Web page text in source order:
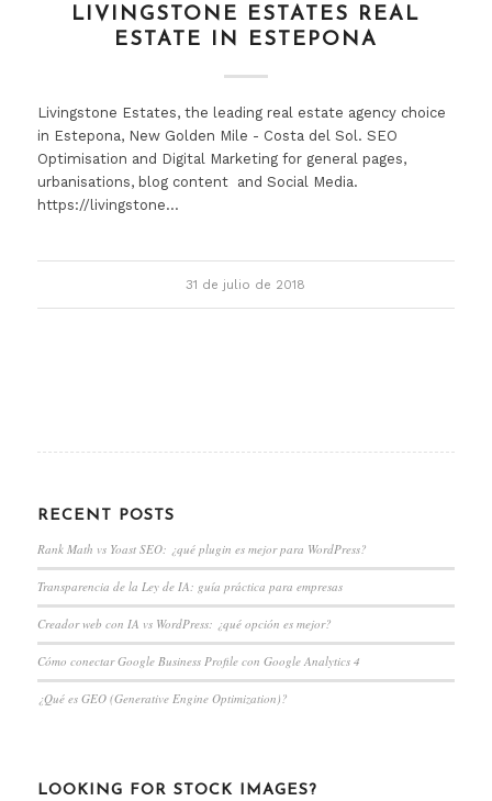
LIVINGSTONE ESTATES REAL
ESTATE IN ESTEPONA
Livingstone Estates, the leading real estate agency choice
in Estepona, New Golden Mile - Costa del Sol. SEO
Optimisation and Digital Marketing for general pages,
urbanisations, blog content and Social Media.
https://livingstone…
31 de julio de 2018
RECENT POSTS
Rank Math vs Yoast SEO: ¿qué plugin es mejor para WordPress?
Transparencia de la Ley de IA: guía práctica para empresas
Creador web con IA vs WordPress: ¿qué opción es mejor?
Cómo conectar Google Business Profile con Google Analytics 4
¿Qué es GEO (Generative Engine Optimization)?
LOOKING FOR STOCK IMAGES?